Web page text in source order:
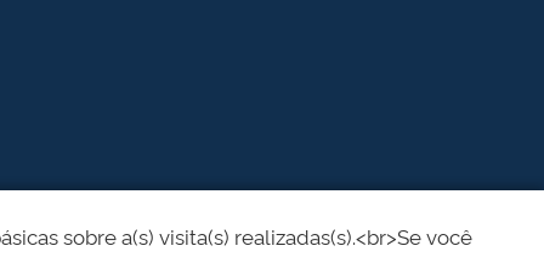
sobre a(s) visita(s) realizadas(s).<br>Se você